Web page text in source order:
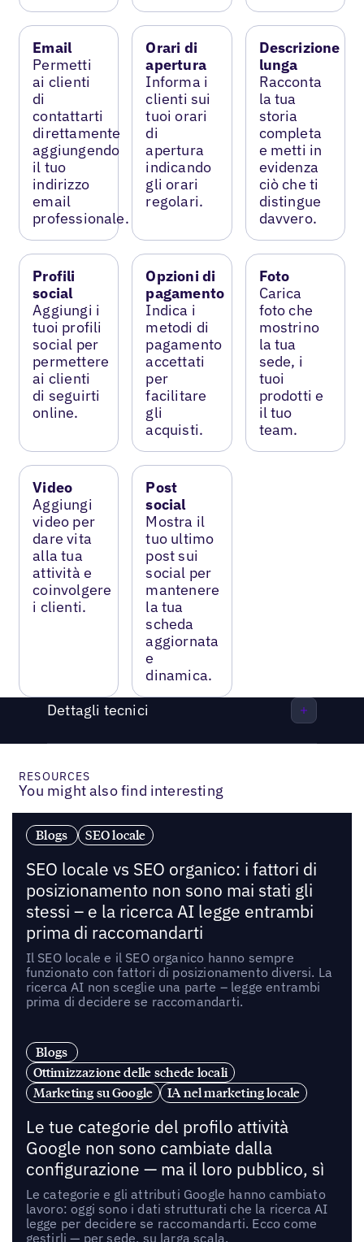
Email
Permetti
ai clienti
di
contattarti
direttamente
aggiungendo
il tuo
indirizzo
email
professionale.
Orari di
apertura
Informa i
clienti sui
tuoi orari
di
apertura
indicando
gli orari
regolari.
Descrizione
lunga
Racconta
la tua
storia
completa
e metti in
evidenza
ciò che ti
distingue
davvero.
Profili
social
Aggiungi i
tuoi profili
social per
permettere
ai clienti
di seguirti
online.
Opzioni di
pagamento
Indica i
metodi di
pagamento
accettati
per
facilitare
gli
acquisti.
Foto
Carica
foto che
mostrino
la tua
sede, i
tuoi
prodotti e
il tuo
team.
Video
Aggiungi
video per
dare vita
alla tua
attività e
coinvolgere
i clienti.
Post
social
Mostra il
tuo ultimo
post sui
social per
mantenere
la tua
scheda
aggiornata
e
dinamica.
Dettagli tecnici
RESOURCES
You might also find interesting
Blogs SEO locale
SEO locale vs SEO organico: i fattori di
posizionamento non sono mai stati gli
stessi – e la ricerca AI legge entrambi
prima di raccomandarti
Il SEO locale e il SEO organico hanno sempre
funzionato con fattori di posizionamento diversi. La
ricerca AI non sceglie una parte – legge entrambi
prima di decidere se raccomandarti.
Blogs
Ottimizzazione delle schede locali
Marketing su Google
IA nel marketing locale
Le tue categorie del profilo attività
Google non sono cambiate dalla
configurazione — ma il loro pubblico, sì
Le categorie e gli attributi Google hanno cambiato
lavoro: oggi sono i dati strutturati che la ricerca AI
legge per decidere se raccomandarti. Ecco come
gestirli — per sede, su larga scala.